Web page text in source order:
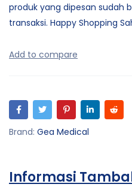
produk yang dipesan sudah
transaksi. Happy Shopping
Brand: Gea Medical
Informasi